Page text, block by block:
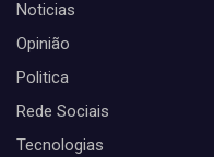
Noticias
Opinião
Politica
Rede Sociais
Tecnologias